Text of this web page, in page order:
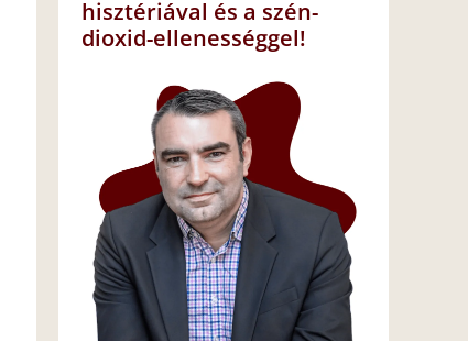
hisztériával és a szén-
dioxid-ellenességgel!